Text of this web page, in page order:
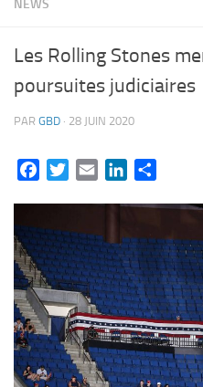
NEWS
Les Rolling Stones
poursuites judiciaires
PAR GBD · 28 JUIN 2020
FacebookTwitterEmail LinkedIn